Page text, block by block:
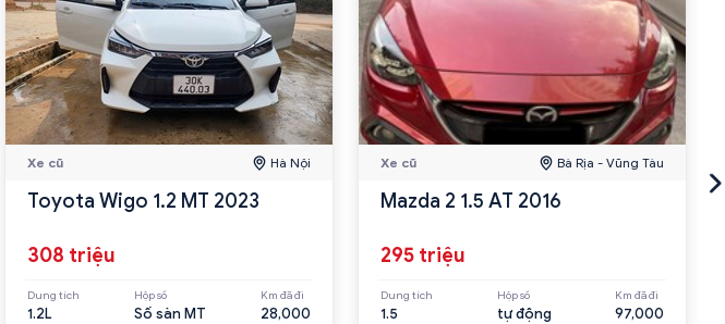
Xe cũ Hà Nội
Toyota Wigo 1.2 MT 2023
308 triệu
Dung tích
1.2L
Hộp số
Số sàn MT
Km đã đi
28,000
Xe cũ Bà Rịa - Vũng Tàu
Mazda 2 1.5 AT 2016
295 triệu
Dung tích
1.5
Hộp số
tự động
Km đã đi
97,000